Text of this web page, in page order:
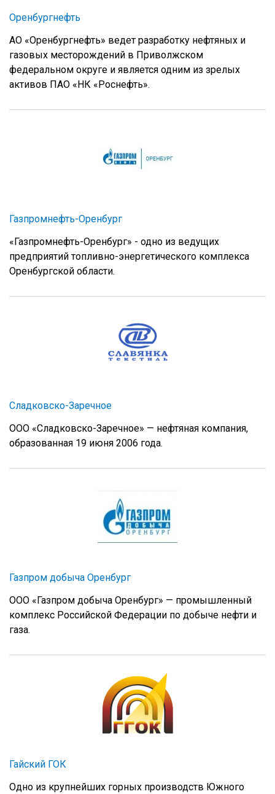
Оренбургнефть
АО «Оренбургнефть» ведет разработку нефтяных и
газовых месторождений в Приволжском
федеральном округе и является одним из зрелых
активов ПАО «НК «Роснефть».
Газпромнефть-Оренбург
«Газпромнефть-Оренбург» - одно из ведущих
предприятий топливно-энергетического комплекса
Оренбургской области.
Сладковско-Заречное
ООО «Сладковско-Заречное» — нефтяная компания,
образованная 19 июня 2006 года.
Газпром добыча Оренбург
ООО «Газпром добыча Оренбург» — промышленный
комплекс Российской Федерации по добыче нефти и
газа.
Гайский ГОК
Одно из крупнейших горных производств Южного